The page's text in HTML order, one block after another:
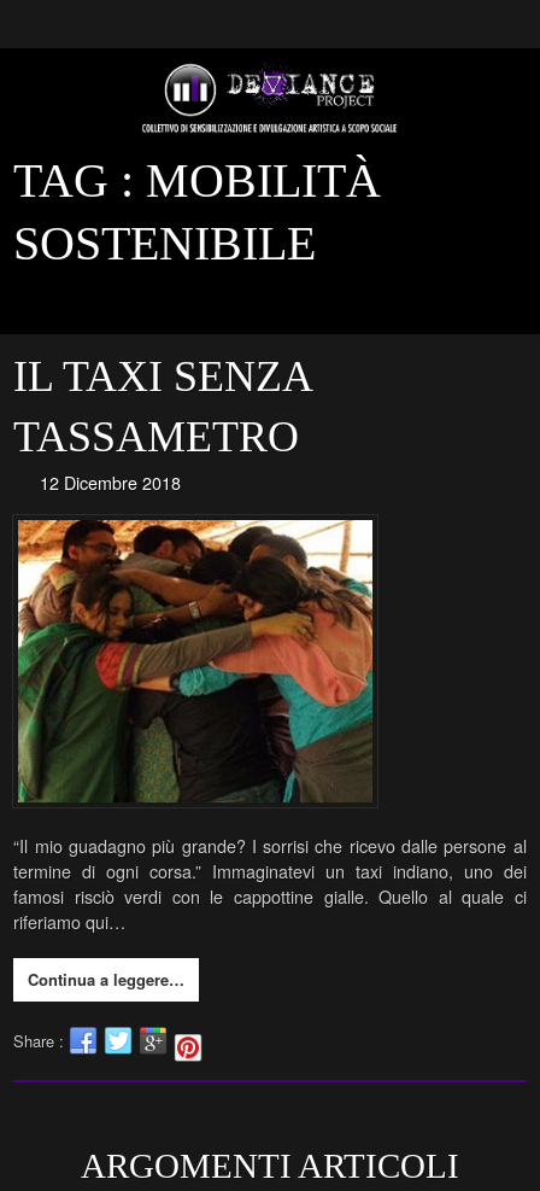
TAG : MOBILITÀ
SOSTENIBILE
IL TAXI SENZA
TASSAMETRO
12 Dicembre 2018
“Il mio guadagno più grande? I sorrisi che ricevo dalle persone al
termine di ogni corsa.” Immaginatevi un taxi indiano, uno dei
famosi risciò verdi con le cappottine gialle. Quello al quale ci
riferiamo qui…
Continua a leggere…
Share :
ARGOMENTI ARTICOLI